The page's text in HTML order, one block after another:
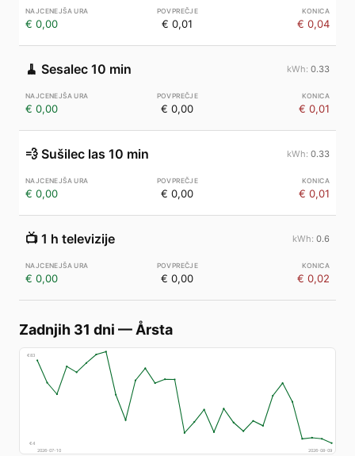
€ 0,00 € 0,01 € 0,04
🧹 Sesalec 10 min 0.33
€ 0,00 € 0,00 € 0,01
💨 Sušilec las 10 min 0.33
€ 0,00 € 0,00 € 0,01
📺 1 h televizije 0.6
€ 0,00 € 0,00 € 0,02
Zadnjih 31 dni — Årsta
€83
€4
2026-07-10
2026-08-09